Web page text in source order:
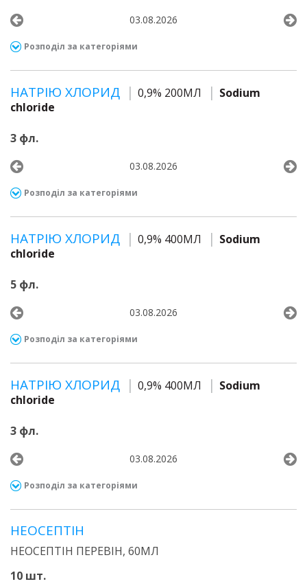
03.08.2026
Розподіл за категоріями
НАТРІЮ ХЛОРИД 0,9% 200МЛ
Sodium
chloride
3 фл.
03.08.2026
Розподіл за категоріями
НАТРІЮ ХЛОРИД 0,9% 400МЛ
Sodium
chloride
5 фл.
03.08.2026
Розподіл за категоріями
НАТРІЮ ХЛОРИД 0,9% 400МЛ
Sodium
chloride
3 фл.
03.08.2026
Розподіл за категоріями
НЕОСЕПТІН
НЕОСЕПТІН ПЕРЕВІН, 60МЛ
10 шт.